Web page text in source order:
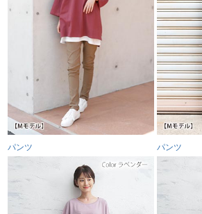
パンツ パンツ